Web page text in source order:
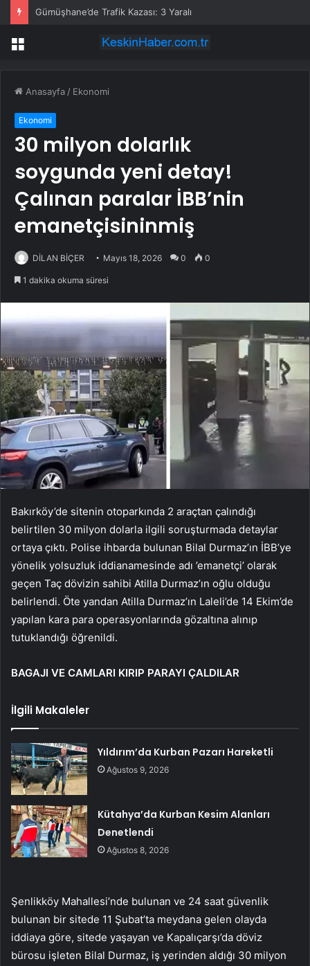
Gümüşhane’de Trafik Kazası: 3 Yaralı
Menü
Anasayfa / Ekonomi
Ekonomi
30 milyon dolarlık
soygunda yeni detay!
Çalınan paralar İBB’nin
emanetçisininmiş
DİLAN BİÇER Mayıs 18, 2026 0 0
1 dakika okuma süresi
Bakırköy’de sitenin otoparkında 2 araçtan çalındığı
belirtilen 30 milyon dolarla ilgili soruşturmada detaylar
ortaya çıktı. Polise ihbarda bulunan Bilal Durmaz’ın İBB’ye
yönelik yolsuzluk iddianamesinde adı ’emanetçi’ olarak
geçen Taç dövizin sahibi Atilla Durmaz’ın oğlu olduğu
belirlendi. Öte yandan Atilla Durmaz’ın Laleli’de 14 Ekim’de
yapılan kara para operasyonlarında gözaltına alınıp
tutuklandığı öğrenildi.
BAGAJI VE CAMLARI KIRIP PARAYI ÇALDILAR
İlgili Makaleler
Yıldırım’da Kurban Pazarı Hareketli
Ağustos 9, 2026
Kütahya’da Kurban Kesim Alanları
Denetlendi
Ağustos 8, 2026
Şenlikköy Mahallesi’nde bulunan ve 24 saat güvenlik
bulunan bir sitede 11 Şubat’ta meydana gelen olayda
iddiaya göre, sitede yaşayan ve Kapalıçarşı’da döviz
bürosu işleten Bilal Durmaz, iş yerinden aldığı 30 milyon